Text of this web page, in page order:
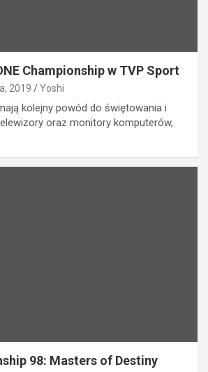
Championship w TVP Sport
2019 Yoshi
kolejny powód do świętowania i
oraz monitory komputerów,
98: Masters of Destiny